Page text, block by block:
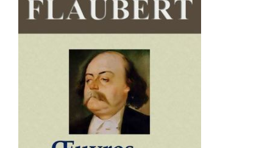
AJOUTER AU PANIER DÉTAILS